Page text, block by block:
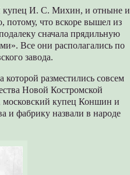
купец И. С. Михин, и отныне и
потому, что вскоре вышел из
сначала прядильную
Все они располагались по
завода.
которой разместились совсем
Новой Костромской
купец Коншин и
и фабрику назвали в народе